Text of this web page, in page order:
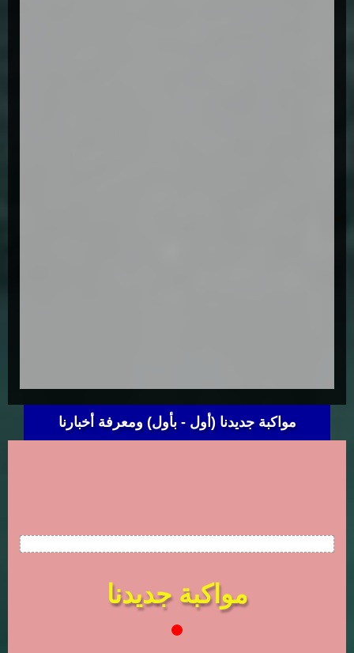
مواكبة جديدنا (أول - بأول) ومعرفة أخبارنا
مواكبة جديدنا